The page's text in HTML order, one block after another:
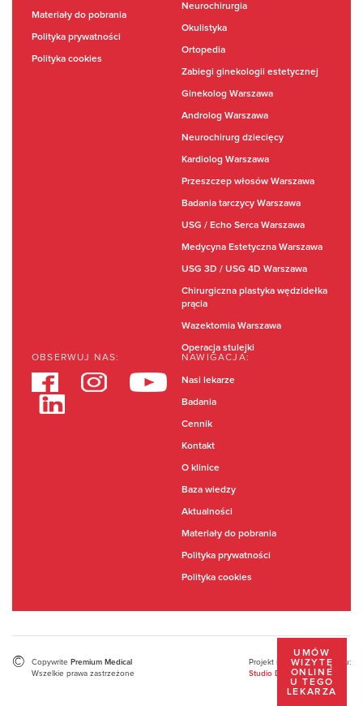
UMÓW
WIZYTĘ
ONLINE
U TEGO
LEKARZA
Materiały do pobrania
Polityka prywatności
Polityka cookies
Neurochirurgia
Okulistyka
Ortopedia
Zabiegi ginekologii estetycznej
Ginekolog Warszawa
Androlog Warszawa
Neurochirurg dziecięcy
Kardiolog Warszawa
Przeszczep włosów Warszawa
Badania tarczycy Warszawa
USG / Echo Serca Warszawa
Medycyna Estetyczna Warszawa
USG 3D / USG 4D Warszawa
Chirurgiczna plastyka wędzidełka
prącia
Wazektomia Warszawa
Operacja stulejki
OBSERWUJ NAS: NAWIGACJA:
Nasi lekarze
Badania
Cennik
Kontakt
O klinice
Baza wiedzy
Aktualności
Materiały do pobrania
Polityka prywatności
Polityka cookies
© Copywrite Premium Medical
Wszelkie prawa zastrzeżone
Projekt i wykonanie serwisu:
Studio Dont